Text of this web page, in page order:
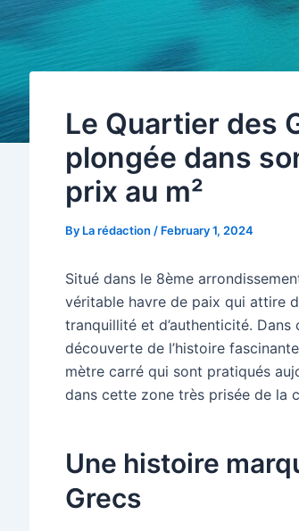
Le Quartier des
plongée dans
prix au m²
By La rédaction / February 1, 2024
Situé dans le 8ème
véritable havre de paix qui attire
tranquillité et d’authenticité.
découverte de l’histoire
mètre carré qui sont pratiqués
dans cette zone très prisée de la
Une histoire
Grecs